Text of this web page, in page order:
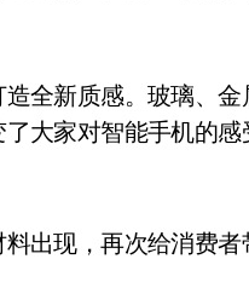
全新质感。玻璃、
大家对智能手机的
出现，再次给消费